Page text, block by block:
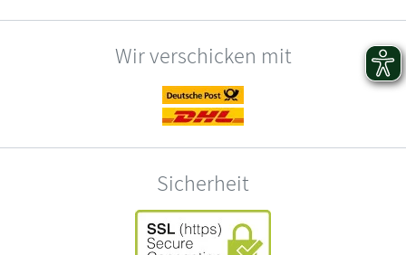
Wir verschicken mit
Sicherheit